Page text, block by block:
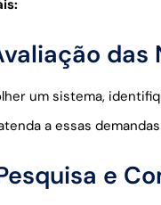
um sistema,
a essas
e